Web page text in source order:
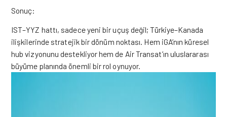
Sonuç:
IST–YYZ hattı, sadece yeni bir uçuş değil; Türkiye–Kanada
ilişkilerinde stratejik bir dönüm noktası. Hem iGA’nın küresel
hub vizyonunu destekliyor hem de Air Transat’ın uluslararası
büyüme planında önemli bir rol oynuyor.